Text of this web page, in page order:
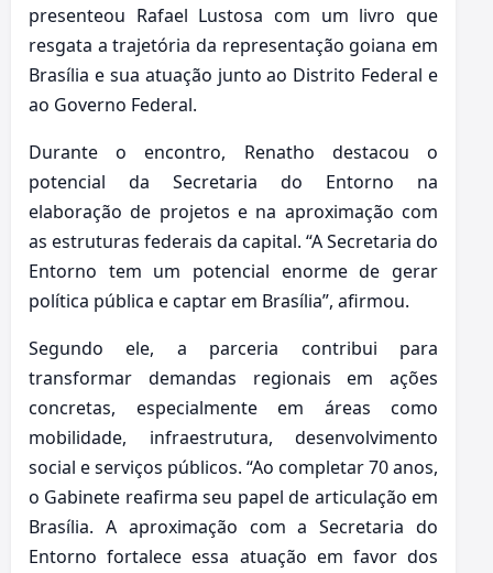
presenteou Rafael Lustosa com um livro que
resgata a trajetória da representação goiana em
Brasília e sua atuação junto ao Distrito Federal e
ao Governo Federal.
Durante o encontro, Renatho destacou o
potencial da Secretaria do Entorno na
elaboração de projetos e na aproximação com
as estruturas federais da capital. “A Secretaria do
Entorno tem um potencial enorme de gerar
política pública e captar em Brasília”, afirmou.
Segundo ele, a parceria contribui para
transformar demandas regionais em ações
concretas, especialmente em áreas como
mobilidade, infraestrutura, desenvolvimento
social e serviços públicos. “Ao completar 70 anos,
o Gabinete reafirma seu papel de articulação em
Brasília. A aproximação com a Secretaria do
Entorno fortalece essa atuação em favor dos